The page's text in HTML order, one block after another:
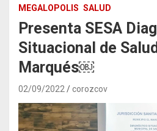
MEGALOPOLIS SALUD
Presenta SESA
Situacional de
Marqués￼
02/09/2022 corozcov